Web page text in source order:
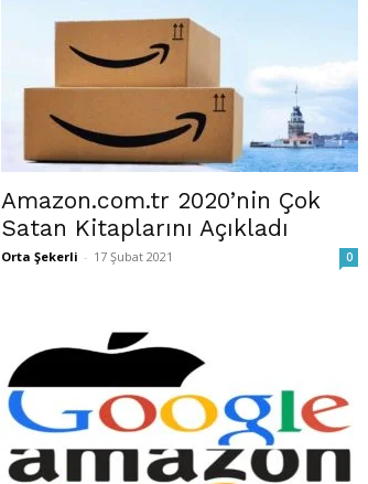
Amazon.com.tr 2020’nin Çok
Satan Kitaplarını Açıkladı
Orta Şekerli - 17 Şubat 2021 0